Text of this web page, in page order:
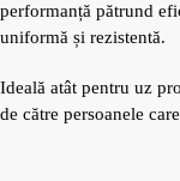
performanță pătrund
uniformă și rezistentă.
Ideală atât pentru uz
de către persoanele